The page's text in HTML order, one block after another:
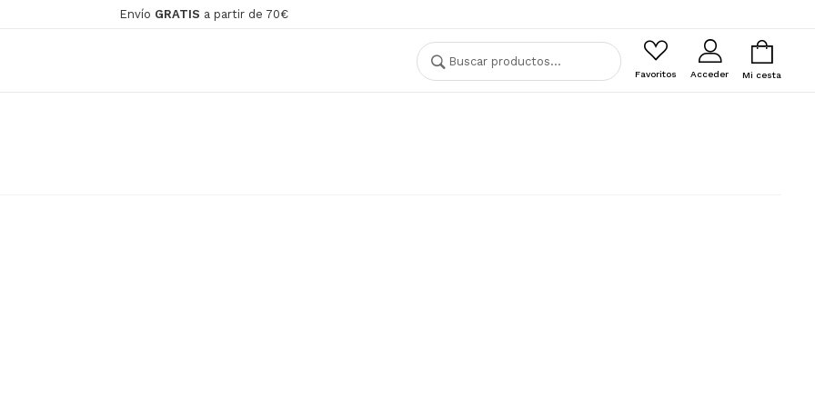
Envío GRATIS a partir de 70€
Buscar
por:
Buscar
Favoritos Acceder Mi cesta